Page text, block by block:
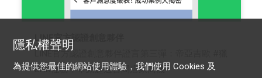
LINE官方認證創意夥伴
LINE官方認證創意夥伴證言第三彈：帝亞吉歐 #獵
BAR任務，帶動超過百間店家商機
隱私權聲明
為提供您最佳的網站使用體驗，我們使用 Cookies 及